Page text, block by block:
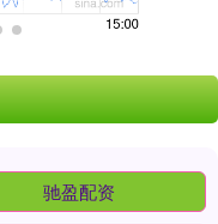
驰盈配资